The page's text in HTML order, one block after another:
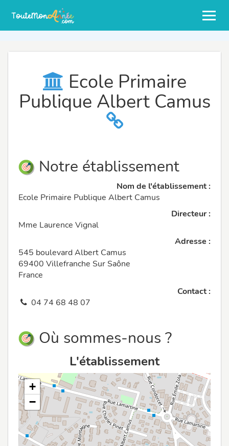
Ecole Primaire
Publique Albert Camus
Notre établissement
Nom de l'établissement :
Ecole Primaire Publique Albert Camus
Directeur :
Mme Laurence Vignal
Adresse :
545 boulevard Albert Camus
69400 Villefranche Sur Saône
France
Contact :
04 74 68 48 07
Où sommes-nous ?
L'établissement
+
−